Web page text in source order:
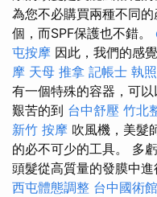
為您不必購買兩種不同
個，而SPF保護也不錯。
屯按摩 因此，我們的感
摩 天母 推拿 記帳士 執照
有一個特殊的容器，可
艱苦的到 台中舒壓 竹北
新竹 按摩 吹風機，美髮
的必不可少的工具。 多
頭髮從高質量的發膜中進
西屯體態調整 台中國術